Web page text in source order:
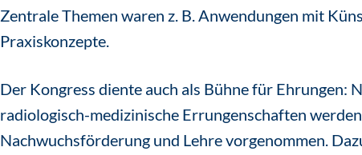
Zentrale Themen waren z. B. Anwendungen mit
Praxiskonzepte.
Der Kongress diente auch als Bühne für Ehrungen:
radiologisch-medizinische Errungenschaften
Nachwuchsförderung und Lehre vorgenommen.